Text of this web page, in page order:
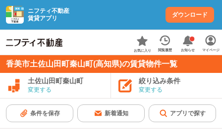
ニフティ不動産
賃貸アプリ
ダウンロード
お気に入り 閲覧履歴 お知らせ マイページ
香美市土佐山田町秦山町(高知県)の賃貸物件一覧
土佐山田町秦山町
変更する
絞り込み条件
変更する
条件を保存 新着通知 アプリで探す